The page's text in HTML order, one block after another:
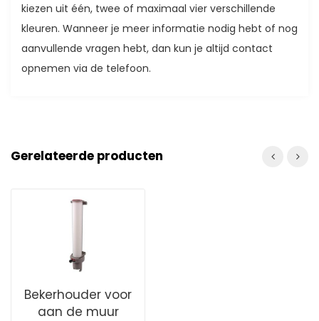
kiezen uit één, twee of maximaal vier verschillende
kleuren. Wanneer je meer informatie nodig hebt of nog
aanvullende vragen hebt, dan kun je altijd contact
opnemen via de telefoon.
Gerelateerde producten
Bekerhouder voor
aan de muur